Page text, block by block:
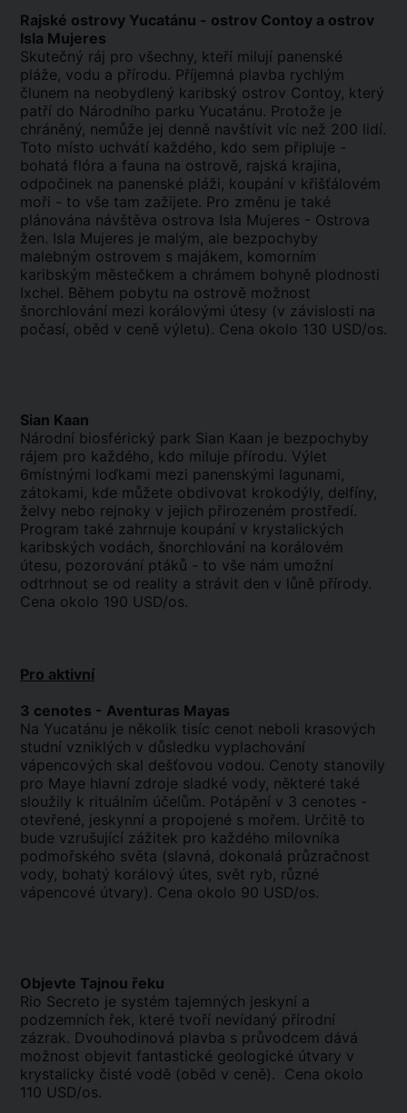
Rajské ostrovy Yucatánu - ostrov Contoy a ostrov
Isla Mujeres
Skutečný ráj pro všechny, kteří milují panenské
pláže, vodu a přírodu. Příjemná plavba rychlým
člunem na neobydlený karibský ostrov Contoy, který
patří do Národního parku Yucatánu. Protože je
chráněný, nemůže jej denně navštívit víc než 200 lidí.
Toto místo uchvátí každého, kdo sem připluje -
bohatá flóra a fauna na ostrově, rajská krajina,
odpočinek na panenské pláži, koupání v křišťálovém
moři - to vše tam zažijete. Pro změnu je také
plánována návštěva ostrova Isla Mujeres - Ostrova
žen. Isla Mujeres je malým, ale bezpochyby
malebným ostrovem s majákem, komorním
karibským městečkem a chrámem bohyně plodnosti
Ixchel. Během pobytu na ostrově možnost
šnorchlování mezi korálovými útesy (v závislosti na
počasí, oběd v ceně výletu). Cena okolo 130 USD/os.
Sian Kaan
Národní biosférický park Sian Kaan je bezpochyby
rájem pro každého, kdo miluje přírodu. Výlet
6místnými loďkami mezi panenskými lagunami,
zátokami, kde můžete obdivovat krokodýly, delfíny,
želvy nebo rejnoky v jejich přirozeném prostředí.
Program také zahrnuje koupání v krystalických
karibských vodách, šnorchlování na korálovém
útesu, pozorování ptáků - to vše nám umožní
odtrhnout se od reality a strávit den v lůně přírody.
Cena okolo 190 USD/os.
Pro aktivní
3 cenotes - Aventuras Mayas
Na Yucatánu je několik tisíc cenot neboli krasových
studní vzniklých v důsledku vyplachování
vápencových skal dešťovou vodou. Cenoty stanovily
pro Maye hlavní zdroje sladké vody, některé také
sloužily k rituálním účelům. Potápění v 3 cenotes -
otevřené, jeskynní a propojené s mořem. Určitě to
bude vzrušující zážitek pro každého milovníka
podmořského světa (slavná, dokonalá průzračnost
vody, bohatý korálový útes, svět ryb, různé
vápencové útvary). Cena okolo 90 USD/os.
Objevte Tajnou řeku
Rio Secreto je systém tajemných jeskyní a
podzemních řek, které tvoří nevídaný přírodní
zázrak. Dvouhodinová plavba s průvodcem dává
možnost objevit fantastické geologické útvary v
krystalicky čisté vodě (oběd v ceně). Cena okolo
110 USD/os.